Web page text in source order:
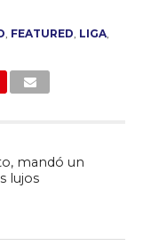
, FEATURED, LIGA,
mandó un
lujos